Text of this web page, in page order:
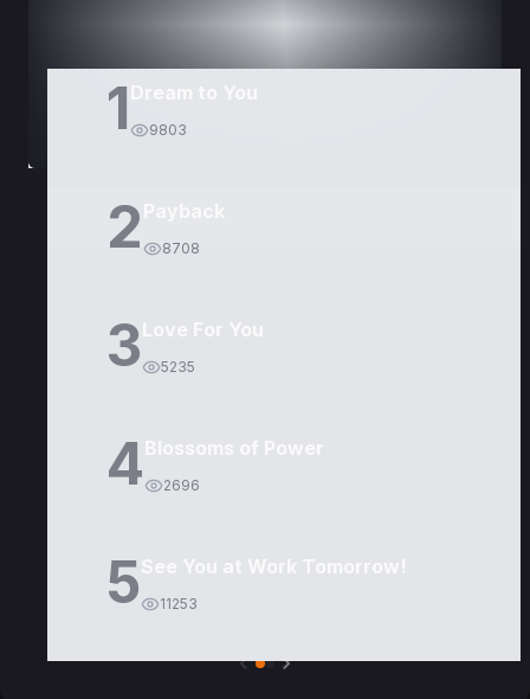
1 9803
2 8708
3 5235
4 2696
5 11253